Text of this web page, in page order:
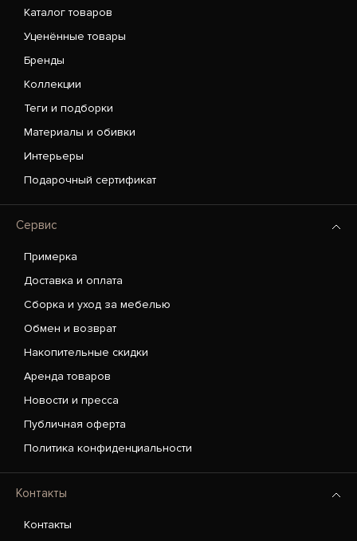
Каталог товаров
Уценённые товары
Бренды
Коллекции
Теги и подборки
Материалы и обивки
Интерьеры
Подарочный сертификат
Сервис
Примерка
Доставка и оплата
Сборка и уход за мебелью
Обмен и возврат
Накопительные скидки
Аренда товаров
Новости и пресса
Публичная оферта
Политика конфиденциальности
Контакты
Контакты